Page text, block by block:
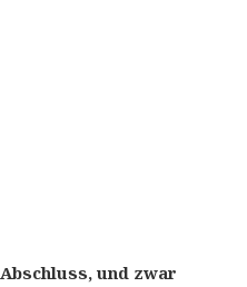
und zwar